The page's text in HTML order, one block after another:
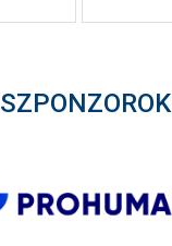
SZPONZOROK